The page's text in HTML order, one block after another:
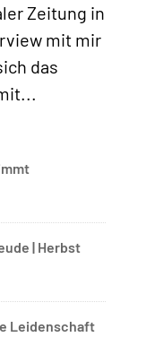
Zeitung in
mit mir
das
| Herbst
Leidenschaft